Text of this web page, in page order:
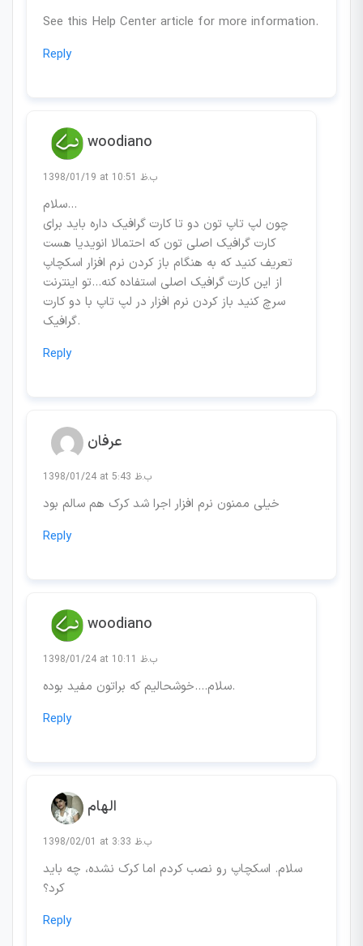
See this Help Center article for more information.
Reply
woodiano
1398/01/19 at 10:51 ب.ظ
سلام…
چون لپ تاپ تون دو تا کارت گرافیک داره باید برای
کارت گرافیک اصلی تون که احتمالا انویدیا هست
تعریف کنید که به هنگام باز کردن نرم افزار اسکچاپ
از این کارت گرافیک اصلی استفاده کنه…تو اینترنت
سرچ کنید باز کردن نرم افزار در لپ تاپ با دو کارت
گرافیک.
Reply
عرفان
1398/01/24 at 5:43 ب.ظ
خیلی ممنون نرم افزار اجرا شد کرک هم سالم بود
Reply
woodiano
1398/01/24 at 10:11 ب.ظ
سلام….خوشحالیم که براتون مفید بوده.
Reply
الهام
1398/02/01 at 3:33 ب.ظ
سلام. اسکچاپ رو نصب کردم اما کرک نشده، چه باید
کرد؟
Reply